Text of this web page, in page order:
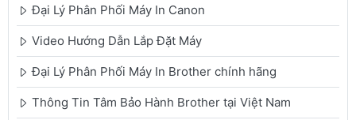
Đại Lý Phân Phối Máy In Canon
Video Hướng Dẫn Lắp Đặt Máy
Đại Lý Phân Phối Máy In Brother chính hãng
Thông Tin Tâm Bảo Hành Brother tại Việt Nam